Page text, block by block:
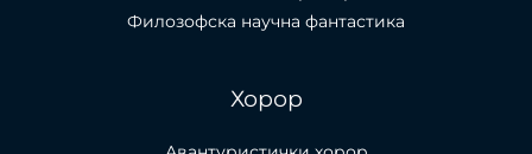
Филозофска научна фантастика
Хорор